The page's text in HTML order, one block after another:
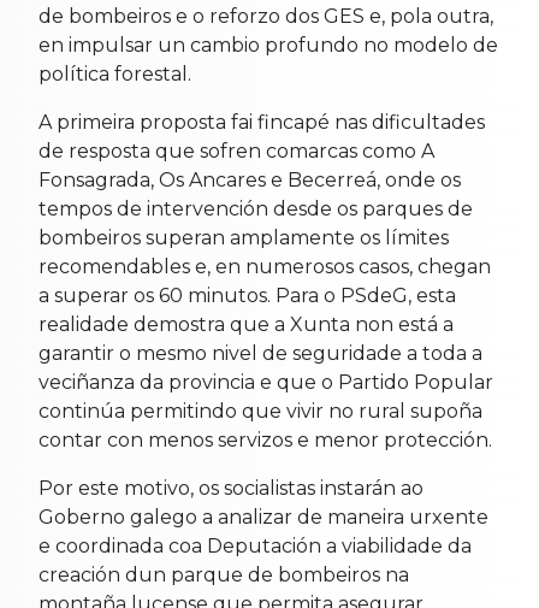
de bombeiros e o reforzo dos GES e, pola outra,
en impulsar un cambio profundo no modelo de
política forestal.
A primeira proposta fai fincapé nas dificultades
de resposta que sofren comarcas como A
Fonsagrada, Os Ancares e Becerreá, onde os
tempos de intervención desde os parques de
bombeiros superan amplamente os límites
recomendables e, en numerosos casos, chegan
a superar os 60 minutos. Para o PSdeG, esta
realidade demostra que a Xunta non está a
garantir o mesmo nivel de seguridade a toda a
veciñanza da provincia e que o Partido Popular
continúa permitindo que vivir no rural supoña
contar con menos servizos e menor protección.
Por este motivo, os socialistas instarán ao
Goberno galego a analizar de maneira urxente
e coordinada coa Deputación a viabilidade da
creación dun parque de bombeiros na